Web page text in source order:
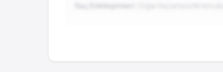
Diğer ilaçlarla birlikte